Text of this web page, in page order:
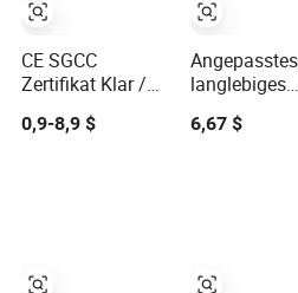
CE SGCC
Zertifikat Klar /
Flach Gehärtetes
0,9-8,9 $
Angepasstes
langlebiges
Glas 6-10mm
6,67 $